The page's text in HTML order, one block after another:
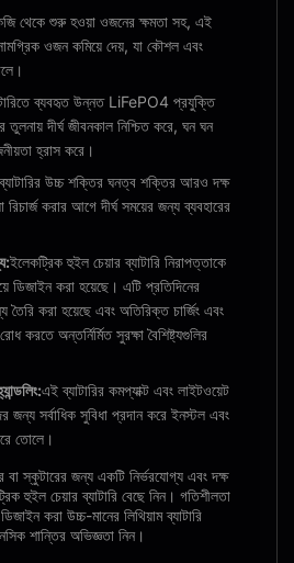
থেকে শুরু হওয়া ওজনের ক্ষমতা সহ, এই
সামগ্রিক ওজন কমিয়ে দেয়, যা কৌশল এবং
ব্যবহৃত উন্নত LiFePO4 প্রযুক্তি
তুলনায় দীর্ঘ জীবনকাল নিশ্চিত করে, ঘন ঘন
হ্রাস করে।
উচ্চ শক্তির ঘনত্ব শক্তির আরও দক্ষ
রিচার্জ করার আগে দীর্ঘ সময়ের জন্য ব্যবহারের
ইলেকট্রিক হুইল চেয়ার ব্যাটারি নিরাপত্তাকে
ডিজাইন করা হয়েছে। এটি প্রতিদিনের
তৈরি করা হয়েছে এবং অতিরিক্ত চার্জিং এবং
করতে অন্তর্নির্মিত সুরক্ষা বৈশিষ্ট্যগুলির
এই ব্যাটারির কমপ্যাক্ট এবং লাইটওয়েট
জন্য সর্বাধিক সুবিধা প্রদান করে ইনস্টল এবং
তোলে।
স্কুটারের জন্য একটি নির্ভরযোগ্য এবং দক্ষ
হুইল চেয়ার ব্যাটারি বেছে নিন। গতিশীলতা
করা উচ্চ-মানের লিথিয়াম ব্যাটারি
শান্তির অভিজ্ঞতা নিন।